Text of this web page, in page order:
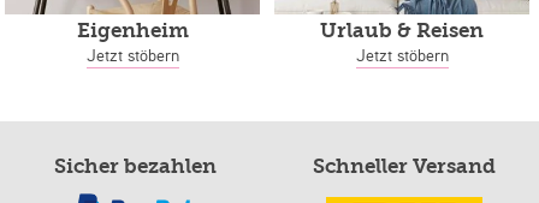
Eigenheim
Jetzt stöbern
Urlaub & Reisen
Jetzt stöbern
Sicher bezahlen Schneller Versand